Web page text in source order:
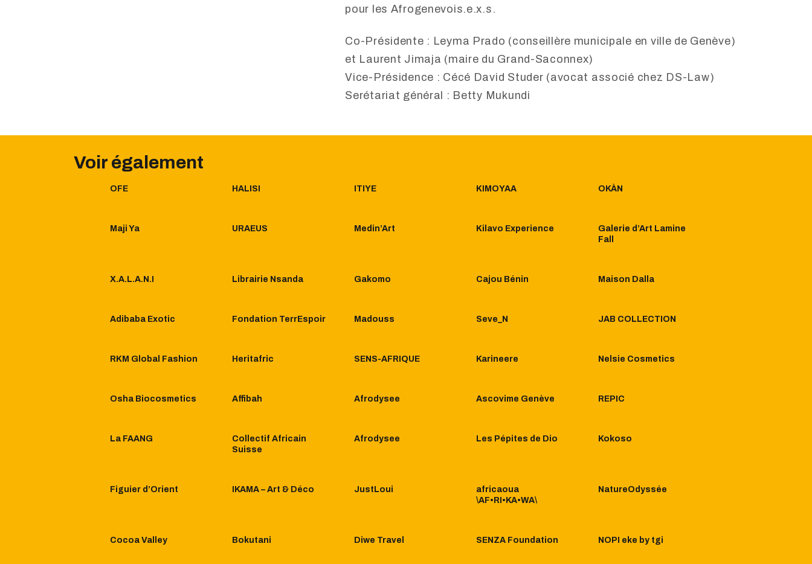
pour les Afrogenevois.e.x.s.
Co-Présidente : Leyma Prado (conseillère municipale en ville de Genève)
et Laurent Jimaja (maire du Grand-Saconnex)
Vice-Présidence : Cécé David Studer (avocat associé chez DS-Law)
Serétariat général : Betty Mukundi
Voir également
OFE HALISI ITIYE KIMOYAA OKÀN
Maji Ya URAEUS Medin’Art Kilavo Experience
Galerie d’Art Lamine
Fall​
X.A.L.A.N.I Librairie Nsanda Gakomo Cajou Bénin Maison Dalla
Adibaba Exotic Fondation TerrEspoir Madouss Seve_N JAB COLLECTION
RKM Global Fashion Heritafric SENS-AFRIQUE Karineere Nelsie Cosmetics
Osha Biocosmetics Affibah Afrodysee Ascovime Genève REPIC
La FAANG
Collectif Africain
Suisse
Afrodysee Les Pépites de Dio Kokoso
Figuier d’Orient IKAMA – Art & Déco JustLoui
africaoua
\AF•RI•KA•WA\
NatureOdyssée
Cocoa Valley Bokutani Diwe Travel SENZA Foundation NOPI eke by tgi